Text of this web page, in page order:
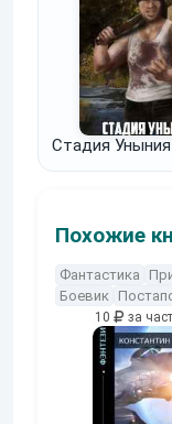
Стадия Уныния
Похожие
Фантастика
Боевик
10 за